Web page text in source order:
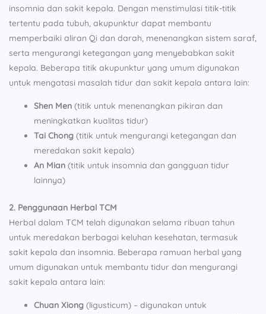
insomnia dan sakit kepala. Dengan menstimulasi titik-titik
tertentu pada tubuh, akupunktur dapat membantu
memperbaiki aliran Qi dan darah, menenangkan sistem saraf,
serta mengurangi ketegangan yang menyebabkan sakit
kepala. Beberapa titik akupunktur yang umum digunakan
untuk mengatasi masalah tidur dan sakit kepala antara lain:
Shen Men (titik untuk menenangkan pikiran dan
meningkatkan kualitas tidur)
Tai Chong (titik untuk mengurangi ketegangan dan
meredakan sakit kepala)
An Mian (titik untuk insomnia dan gangguan tidur
lainnya)
2. Penggunaan Herbal TCM
Herbal dalam TCM telah digunakan selama ribuan tahun
untuk meredakan berbagai keluhan kesehatan, termasuk
sakit kepala dan insomnia. Beberapa ramuan herbal yang
umum digunakan untuk membantu tidur dan mengurangi
sakit kepala antara lain:
Chuan Xiong (ligusticum) – digunakan untuk